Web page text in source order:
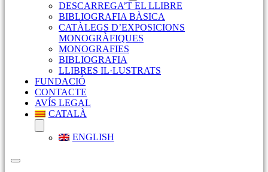
DESCARREGA’T EL LLIBRE
BIBLIOGRAFIA BÀSICA
CATÀLEGS D’EXPOSICIONS
MONOGRÀFIQUES
MONOGRAFIES
BIBLIOGRAFIA
LLIBRES IL·LUSTRATS
FUNDACIÓ
CONTACTE
AVÍS LEGAL
CATALÀ
ENGLISH